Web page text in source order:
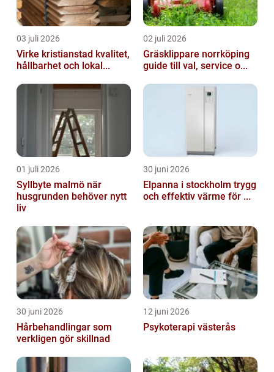
03 juli 2026
Virke kristianstad kvalitet,
hållbarhet och lokal...
02 juli 2026
Gräsklippare norrköping
guide till val, service o...
01 juli 2026
Syllbyte malmö när
husgrunden behöver nytt
liv
30 juni 2026
Elpanna i stockholm trygg
och effektiv värme för ...
30 juni 2026
Hårbehandlingar som
verkligen gör skillnad
12 juni 2026
Psykoterapi västerås